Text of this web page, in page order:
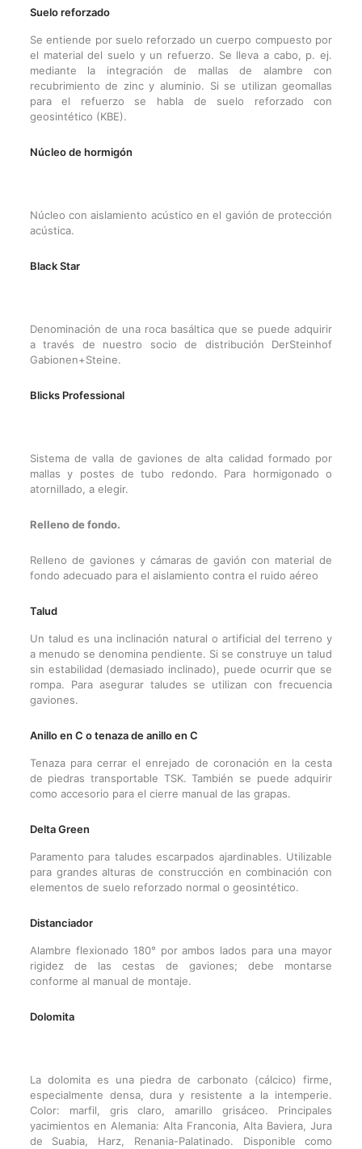
Suelo reforzado
Se entiende por suelo reforzado un cuerpo compuesto por
el material del suelo y un refuerzo. Se lleva a cabo, p. ej.
mediante la integración de mallas de alambre con
recubrimiento de zinc y aluminio. Si se utilizan geomallas
para el refuerzo se habla de suelo reforzado con
geosintético (KBE).
Núcleo de hormigón
Núcleo con aislamiento acústico en el gavión de protección
acústica.
Black Star
Denominación de una roca basáltica que se puede adquirir
a través de nuestro socio de distribución DerSteinhof
Gabionen+Steine.
Blicks Professional
Sistema de valla de gaviones de alta calidad formado por
mallas y postes de tubo redondo. Para hormigonado o
atornillado, a elegir.
Relleno de fondo.
Relleno de gaviones y cámaras de gavión con material de
fondo adecuado para el aislamiento contra el ruido aéreo
Talud
Un talud es una inclinación natural o artificial del terreno y
a menudo se denomina pendiente. Si se construye un talud
sin estabilidad (demasiado inclinado), puede ocurrir que se
rompa. Para asegurar taludes se utilizan con frecuencia
gaviones.
Anillo en C o tenaza de anillo en C
Tenaza para cerrar el enrejado de coronación en la cesta
de piedras transportable TSK. También se puede adquirir
como accesorio para el cierre manual de las grapas.
Delta Green
Paramento para taludes escarpados ajardinables. Utilizable
para grandes alturas de construcción en combinación con
elementos de suelo reforzado normal o geosintético.
Distanciador
Alambre flexionado 180° por ambos lados para una mayor
rigidez de las cestas de gaviones; debe montarse
conforme al manual de montaje.
Dolomita
La dolomita es una piedra de carbonato (cálcico) firme,
especialmente densa, dura y resistente a la intemperie.
Color: marfil, gris claro, amarillo grisáceo. Principales
yacimientos en Alemania: Alta Franconia, Alta Baviera, Jura
de Suabia, Harz, Renania-Palatinado. Disponible como